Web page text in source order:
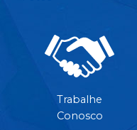
Trabalhe
Conosco